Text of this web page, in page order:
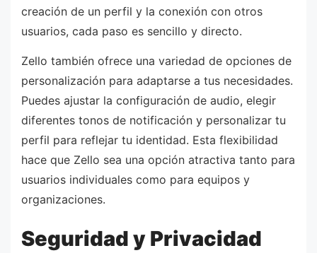
creación de un perfil y la conexión con otros
usuarios, cada paso es sencillo y directo.
Zello también ofrece una variedad de opciones de
personalización para adaptarse a tus necesidades.
Puedes ajustar la configuración de audio, elegir
diferentes tonos de notificación y personalizar tu
perfil para reflejar tu identidad. Esta flexibilidad
hace que Zello sea una opción atractiva tanto para
usuarios individuales como para equipos y
organizaciones.
Seguridad y Privacidad